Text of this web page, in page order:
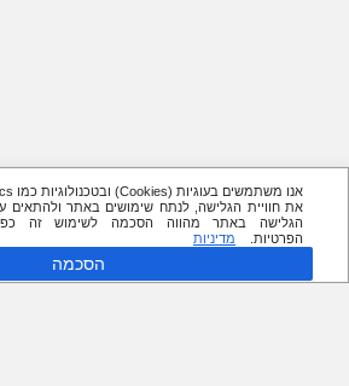
את חוויית הגלישה, לנתח שימושים באתר ולהתאים
הגלישה באתר מהווה הסכמה לשימוש זה
הפרטיות.
מדיניות
הסכמה